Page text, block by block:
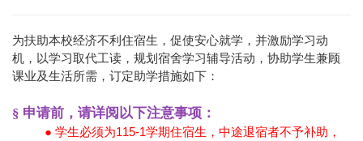
为扶助本校经济不利住宿生，促使安心就学，并激励学习动
机，以学习取代工读，规划宿舍学习辅导活动，协助学生兼顾
课业及生活所需，订定助学措施如下：
§ 申请前，请详阅以下注意事项：
● 学生必须为115-1学期住宿生，中途退宿者不予补助，